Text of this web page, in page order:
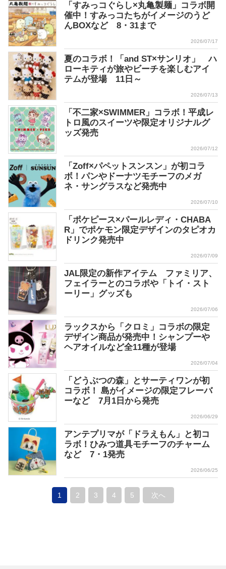
「すみっコぐらし×丸亀製麺」コラボ開
催中！すみっコたちがイメージのうど
んBOXなど 8・31まで
2026/07/17
夏のコラボ！「and ST×サンリオ」 ハ
ローキティが旅やビーチを楽しむアイ
テムが登場 11日～
2026/07/13
「不二家×SWIMMER」コラボ！平成レ
トロ風のスイーツや限定オリジナルグ
ッズ発売
2026/07/12
「Zoff×パペットスンスン」が初コラ
ボ！パンやドーナツモチーフのメガ
ネ・サングラスなど発売中
2026/07/10
「ポケピース×パールレディ・CHABA
R」でポケモン限定デザインのタピオカ
ドリンク発売中
2026/07/09
JAL限定の新作アイテム ファミリア、
フェイラーとのコラボや「トイ・スト
ーリー」グッズも
2026/07/06
ラックスから「クロミ」コラボの限定
デザイン商品が発売中！シャンプーや
ヘアオイルなど全11種が登場
2026/07/04
「どうぶつの森」とサーティワンが初
コラボ！ 島がイメージの限定フレーバ
ーなど 7月1日から発売
2026/06/29
アンテプリマが「ドラえもん」と初コ
ラボ！ひみつ道具モチーフのチャーム
など 7・1発売
2026/06/25
1 2 3 4 5 次へ